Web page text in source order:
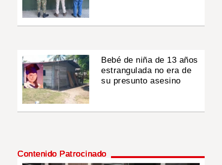
Bebé de niña de 13 años
estrangulada no era de
su presunto asesino
Contenido Patrocinado